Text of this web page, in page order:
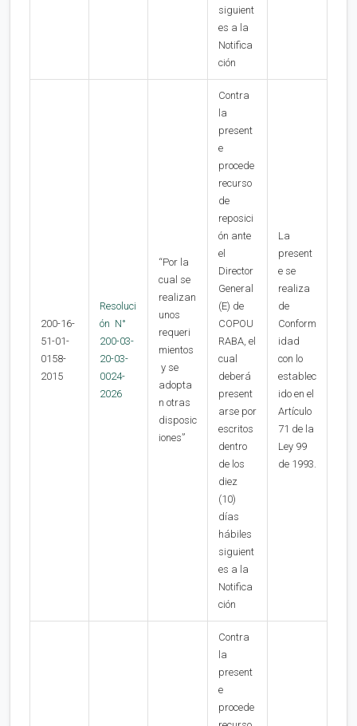
siguient
es a la
Notifica
ción
200-16-
51-01-
0158-
2015
Resoluci
ón N°
200-03-
20-03-
0024-
2026
“Por la
cual se
realizan
unos
requeri
mientos
y se
adopta
n otras
disposic
iones”
Contra
la
present
e
procede
recurso
de
reposici
ón ante
el
Director
General
(E) de
COPOU
RABA, el
cual
deberá
present
arse por
escritos
dentro
de los
diez
(10)
días
hábiles
siguient
es a la
Notifica
ción
La
present
e se
realiza
de
Conform
idad
con lo
establec
ido en el
Artículo
71 de la
Ley 99
de 1993.
Contra
la
present
e
procede